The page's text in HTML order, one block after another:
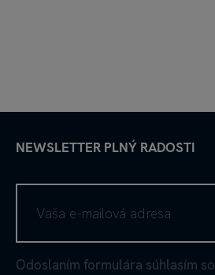
NEWSLETTER PLNÝ RADOSTI
Odoslaním formulára súhlasím so